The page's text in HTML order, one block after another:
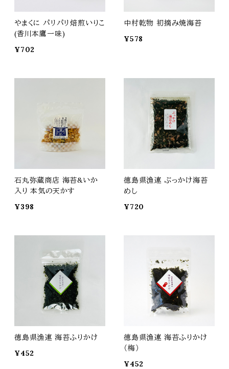
やまくに パリパリ焙煎いりこ
(香川本鷹一味)
¥702
中村乾物 初摘み焼海苔
¥578
石丸弥蔵商店 海苔&いか
入り 本気の天かす
¥398
徳島県漁連 ぶっかけ海苔
めし
¥720
徳島県漁連 海苔ふりかけ
¥452
徳島県漁連 海苔ふりかけ
（梅）
¥452